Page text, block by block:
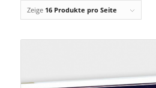
Zeige 16 Produkte pro Seite